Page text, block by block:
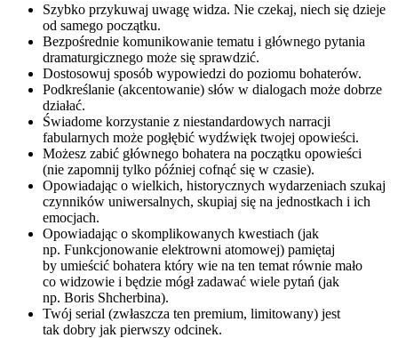
Szybko przykuwaj uwagę widza. Nie czekaj, niech się dzieje
od samego początku.
Bezpośrednie komunikowanie tematu i głównego pytania
dramaturgicznego może się sprawdzić.
Dostosowuj sposób wypowiedzi do poziomu bohaterów.
Podkreślanie (akcentowanie) słów w dialogach może dobrze
działać.
Świadome korzystanie z niestandardowych narracji
fabularnych może pogłębić wydźwięk twojej opowieści.
Możesz zabić głównego bohatera na początku opowieści
(nie zapomnij tylko później cofnąć się w czasie).
Opowiadając o wielkich, historycznych wydarzeniach szukaj
czynników uniwersalnych, skupiaj się na jednostkach i ich
emocjach.
Opowiadając o skomplikowanych kwestiach (jak
np. Funkcjonowanie elektrowni atomowej) pamiętaj
by umieścić bohatera który wie na ten temat równie mało
co widzowie i będzie mógł zadawać wiele pytań (jak
np. Boris Shcherbina).
Twój serial (zwłaszcza ten premium, limitowany) jest
tak dobry jak pierwszy odcinek.